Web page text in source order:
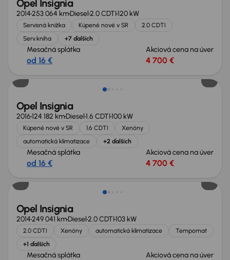
Opel Insignia
2014253 064 kmDiesel2.0 CDTI120 kW
Servisná knižka Kúpené nové v SR
2.0 CDTI
Serv.kniha
+7 ďalších
Mesačná splátka
od 16 €
Akciová cena na úver
4 700 €
Opel Insignia
2016124 182 kmDiesel1.6 CDTI100 kW
Kúpené nové v SR 1.6 CDTI
Xenóny
automatická klimatizace
+2 ďalších
Mesačná splátka
od 16 €
Akciová cena na úver
4 700 €
Opel Insignia
2014249 041 kmDiesel2.0 CDTI103 kW
2.0 CDTI Xenóny automatická klimatizace
Tempomat
+1 ďalších
Mesačná splátka Akciová cena na úver